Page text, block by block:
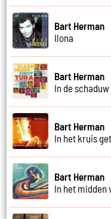
Bart Herman
Ilona
Bart Herman
In de
Bart Herman
In het kruis
Bart Herman
In het midden